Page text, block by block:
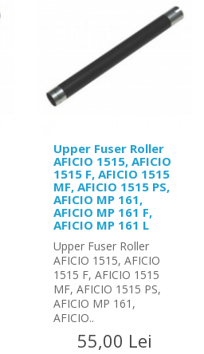
Upper Fuser Roller
AFICIO 1515, AFICIO
1515 F, AFICIO 1515
MF, AFICIO 1515 PS,
AFICIO MP 161,
AFICIO MP 161 F,
AFICIO MP 161 L
Upper Fuser Roller
AFICIO 1515, AFICIO
1515 F, AFICIO 1515
MF, AFICIO 1515 PS,
AFICIO MP 161,
AFICIO..
55,00 Lei